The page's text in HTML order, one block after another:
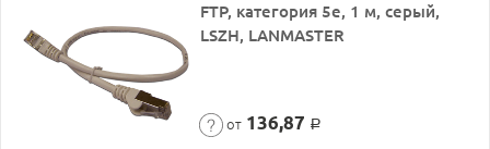
FTP, категория 5е, 1 м, серый,
LSZH, LANMASTER
от 136,87 Р